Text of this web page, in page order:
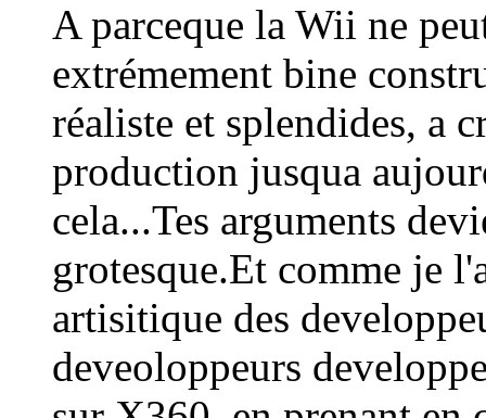
A parceque la Wii ne
extrémement bine
réaliste et splendides, a
production jusqua
cela...Tes arguments
grotesque.Et comme je
artisitique des
deveoloppeurs